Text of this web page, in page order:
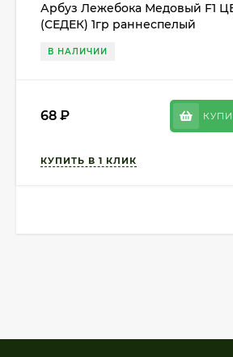
Арбуз Лежебока Медовый F1
(СЕДЕК) 1гр раннеспелый
В НАЛИЧИИ
68 ₽